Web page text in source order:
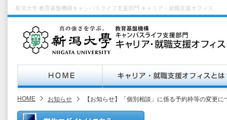
新潟大学 教育基盤機構キャンパスライフ支援部門 キャリア・就職支援オフィス
HOME お知らせ 【お知らせ】「個別相談」に係る予約枠等の変更に